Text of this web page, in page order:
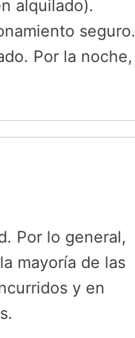
alquilado).
seguro.
Por la noche,
Por lo general,
mayoría de las
y en